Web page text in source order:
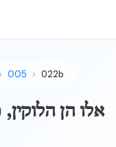
005 022b